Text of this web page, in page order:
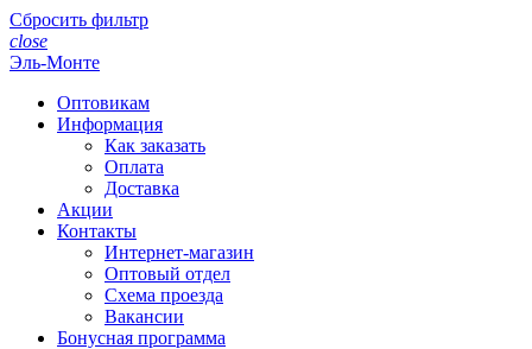
Сбросить фильтр
close
Эль-Монте
Оптовикам
Информация
Как заказать
Оплата
Доставка
Акции
Контакты
Интернет-магазин
Оптовый отдел
Схема проезда
Вакансии
Бонусная программа